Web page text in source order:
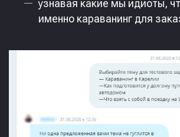
узнавая какие мы идиоты,
именно караванинг для